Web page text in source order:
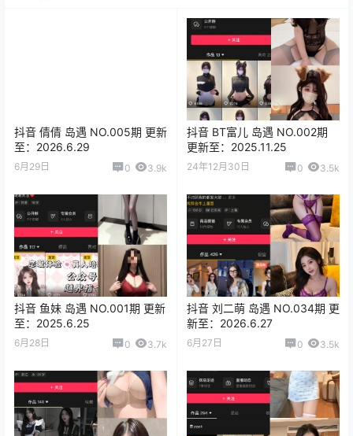
抖音 倩倩 岛遇 NO.005期 更新
至：2026.6.29
6月29日 0 3.9k
抖音 BT富儿 岛遇 NO.002期
更新至：2025.11.25
24年12月30日 0 3.5k
抖音 鱼妹 岛遇 NO.001期 更新
至：2025.6.25
6月28日 0 3.7k
抖音 刘二萌 岛遇 NO.034期 更
新至：2026.6.27
6月27日 0 3.5k